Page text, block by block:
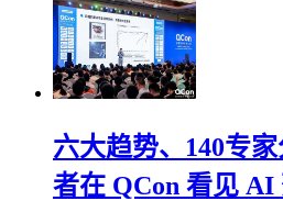
六大趋势、140专
者在 QCon 看见 AI